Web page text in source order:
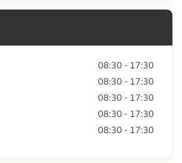
08:30 - 17:30
08:30 - 17:30
08:30 - 17:30
08:30 - 17:30
08:30 - 17:30